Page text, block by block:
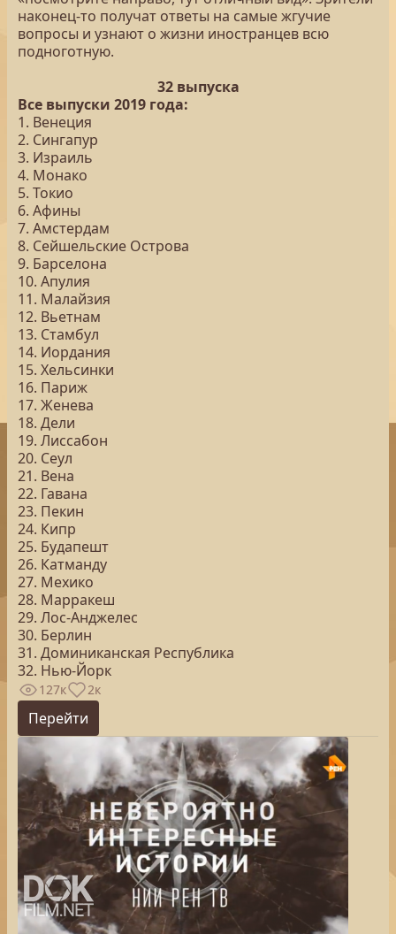
наконец-то получат ответы на самые жгучие
вопросы и узнают о жизни иностранцев всю
подноготную.
32 выпуска
Все выпуски 2019 года:
1. Венеция
2. Сингапур
3. Израиль
4. Монако
5. Токио
6. Афины
7. Амстердам
8. Сейшельские Острова
9. Барселона
10. Апулия
11. Малайзия
12. Вьетнам
13. Стамбул
14. Иордания
15. Хельсинки
16. Париж
17. Женева
18. Дели
19. Лиссабон
20. Сеул
21. Вена
22. Гавана
23. Пекин
24. Кипр
25. Будапешт
26. Катманду
27. Мехико
28. Марракеш
29. Лос-Анджелес
30. Берлин
31. Доминиканская Республика
32. Нью-Йорк
127к 2к
Перейти